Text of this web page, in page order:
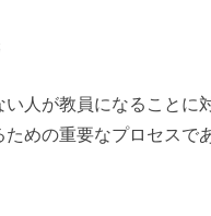
人が教員になることに
めの重要なプロセスで